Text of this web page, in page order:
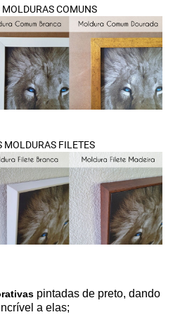
MOLDURAS COMUNS
MOLDURAS FILETES
pintadas de preto, dando
a elas;